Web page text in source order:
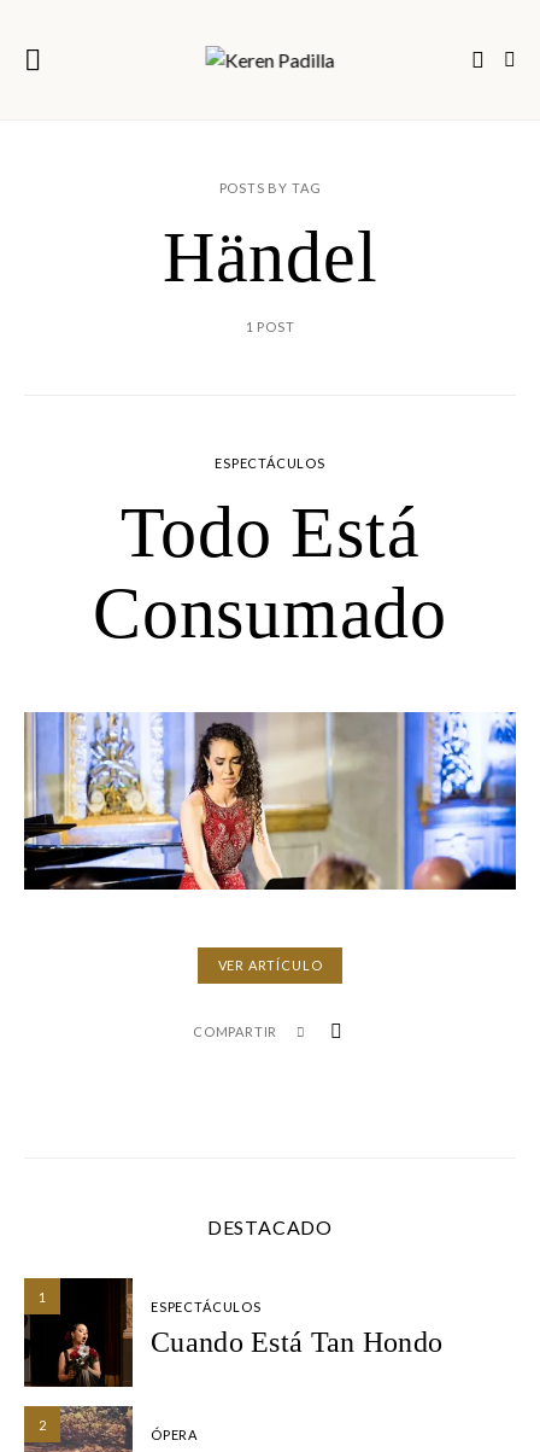
POSTS BY TAG
Händel
1 POST
ESPECTÁCULOS
Todo Está
Consumado
VER ARTÍCULO
COMPARTIR
DESTACADO
1
ESPECTÁCULOS
Cuando Está Tan Hondo
2
ÓPERA